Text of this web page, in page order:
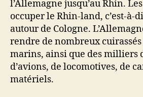
l’Allemagne jusqu’au Rhin.
occuper le Rhin-land, c’est-à-
autour de Cologne.
rendre de nombreux cuirassés
marins, ainsi que des milliers
d’avions, de locomotives, de
matériels.